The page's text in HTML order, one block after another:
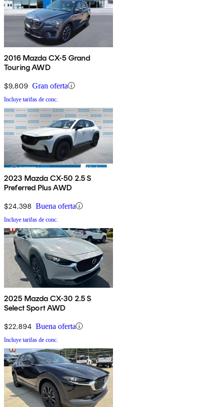
2016 Mazda CX-5 Grand
Touring AWD
$9,809 Gran oferta
Incluye tarifas de conc.
2023 Mazda CX-50 2.5 S
Preferred Plus AWD
$24,398 Buena oferta
Incluye tarifas de conc.
2025 Mazda CX-30 2.5 S
Select Sport AWD
$22,894 Buena oferta
Incluye tarifas de conc.